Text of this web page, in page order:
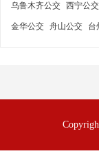
乌鲁木齐公交 西宁公交
金华公交 舟山公交 台